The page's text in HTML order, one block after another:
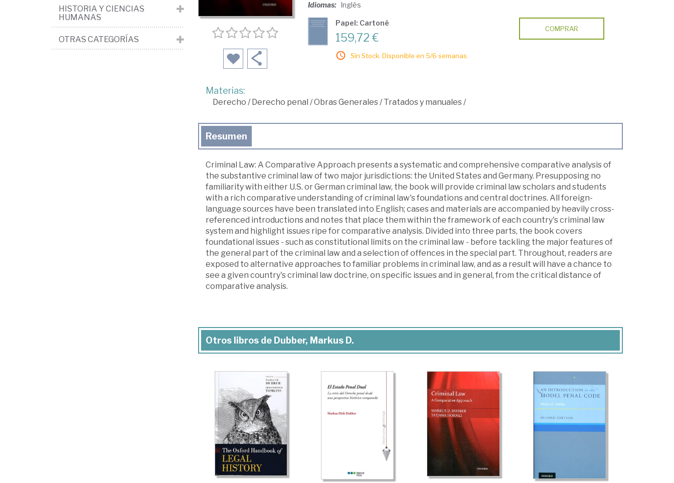
Idiomas: Inglés
Papel: Cartoné
159,72 €
Sin Stock. Disponible en 5/6 semanas.
COMPRAR
Materias:
Derecho /Derecho penal /Obras Generales/Tratados y manuales/
Resumen
Criminal Law: A Comparative Approach presents a systematic and comprehensive comparative analysis of
the substantive criminal law of two major jurisdictions: the United States and Germany. Presupposing no
familiarity with either U.S. or German criminal law, the book will provide criminal law scholars and students
with a rich comparative understanding of criminal law's foundations and central doctrines. All foreign-
language sources have been translated into English; cases and materials are accompanied by heavily cross-
referenced introductions and notes that place them within the framework of each country's criminal law
system and highlight issues ripe for comparative analysis. Divided into three parts, the book covers
foundational issues - such as constitutional limits on the criminal law - before tackling the major features of
the general part of the criminal law and a selection of offences in the special part. Throughout, readers are
exposed to alternative approaches to familiar problems in criminal law, and as a result will have a chance to
see a given country's criminal law doctrine, on specific issues and in general, from the critical distance of
comparative analysis.
Otros libros de Dubber, Markus D.
HISTORIA Y CIENCIAS
HUMANAS
OTRAS CATEGORÍAS